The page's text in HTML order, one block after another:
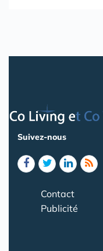
Suivez-nous
Contact
Publicité